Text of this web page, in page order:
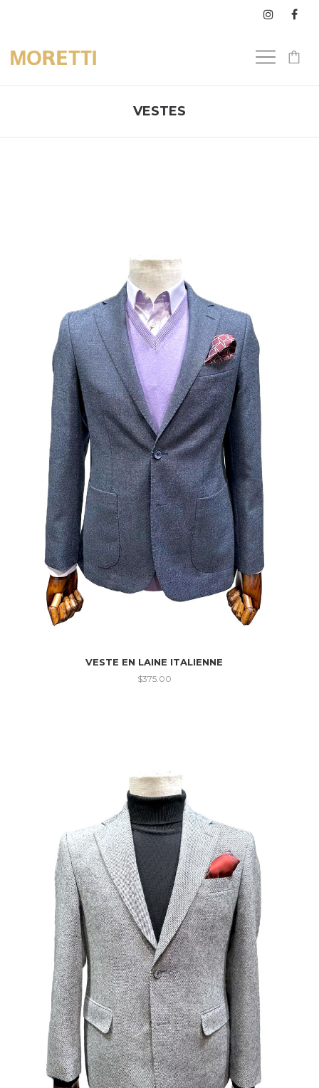
VESTES
VESTE EN LAINE ITALIENNE
$375.00